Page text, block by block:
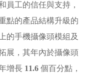
員工的信任與支持，
點的產品結構升級的
的手機攝像頭模組及
展，其年內於攝像頭
增長 11.6個百分點，